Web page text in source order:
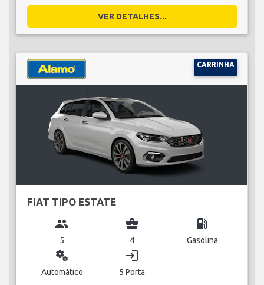
VER DETALHES...
CARRINHA
FIAT TIPO ESTATE
group
5
business_center
4
local_gas_station
Gasolina
miscellaneous_services
Automático
login
5 Porta